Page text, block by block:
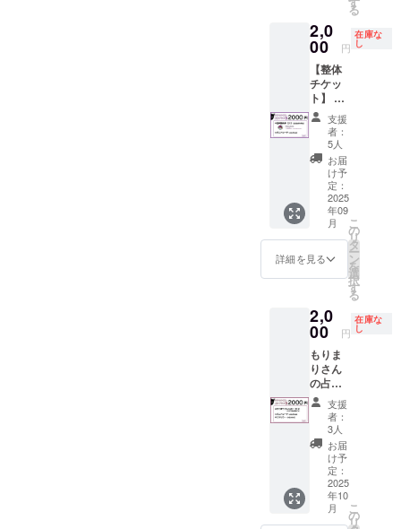
ヴァ
リィ
Yogibo
META
VALLE
Y ホー
リーマ
ウンテ
ン ・支
援者様
の交通
費や滞
在費：
支援者
様の交
滞在費
は各自
さい。
援者様
の交通
費や滞
在費は
各自で
ご負担
くださ
い。 ・
支援者
様との
連絡方
法：詳
細は
メール
で連絡
す。 み
る猫ポ
ド
148×10
0 みる
猫ス
テッ
カー
60×60
とバッ
クド
ロップ
に記載
してい
いお名
前を
メッ
セージ
にて送
付下さ
い。 ◆
大きい
実写の
り /18
00mm×
600mm
がセト
リ決め
イブ動
画 ※
データ
をメー
ルにて
送付 ※
セトリ
をメー
ルにて
支援者
様と相
談 ※有
在費：
支援者
様の交
通費や
滞在費
は各自
でご負
担くだ
さい。
5時間リ
クエス
ト撮影
・有効
期限：
2026年
8月末ま
で ※支
所：※支
援者と
日程調
整 (遠方
の場
合、同
行ス
タッフ
とみる
かみる
の分の
交通費
負担願
いま
す。）
ファン
限定ア
ナザー
ジャ
ケット
サイン
入り ◆
クラ
ファン
限定サ
イン入
りブロ
マイ
ド L版
サイズ
◆実写
ミニの
イン入
り）210
㎜×70㎜
◆大き
い実写
のぼ
り
1800m
m×600
mm ◆
バック
ドロッ
プに名
前記載
※掲載期
る
2,0
00 円
在庫な
し
【整体
チケッ
ト】 整
体チ
ケット
10分 ・
現金へ
の交換
はでき
ませ
ん。お
つりは
でませ
ん。 ・
ヲタ健
Lab.8に
できま
す ・当
日会場
ブース
ORみる
飯にて
使用可
能。有
効期間
２０２
５．１
２末ま
で ※み
る飯
毎週水
支援
者：
5人
お届
け予
定：
2025
年09
月
詳細を見る
こ
の
リ
タ
ー
ン
を
選
択
す
る
2,0
00 円
在庫な
し
もりま
りさん
の占い
普段レ
ンタル
スペー
スや安
倍晴明
神社さ
んなど
で占い
をされ
支援
者：
3人
お届
け予
定：
2025
年10
月
こ
の
リ